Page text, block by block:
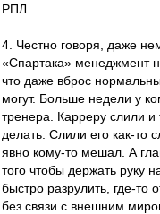
РПЛ.
4. Честно говоря, даже
«Спартака» менеджмент
что даже вброс
могут. Больше недели у
тренера. Карреру слили и
делать. Слили его как-то
явно кому-то мешал. А
того чтобы держать руку
быстро разрулить, где-то
без связи с внешним